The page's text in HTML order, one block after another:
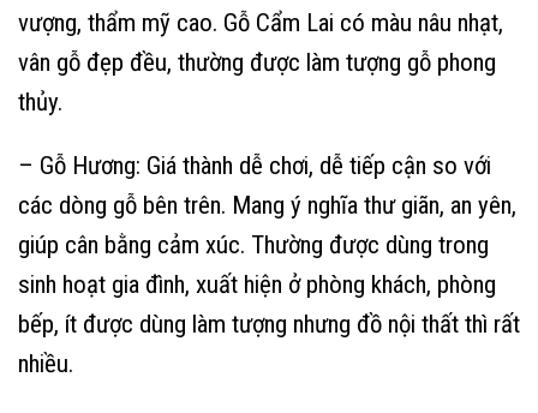
vượng, thẩm mỹ cao. Gỗ Cẩm Lai có màu nâu nhạt,
vân gỗ đẹp đều, thường được làm tượng gỗ phong
thủy.
– Gỗ Hương: Giá thành dễ chơi, dễ tiếp cận so với
các dòng gỗ bên trên. Mang ý nghĩa thư giãn, an yên,
giúp cân bằng cảm xúc. Thường được dùng trong
sinh hoạt gia đình, xuất hiện ở phòng khách, phòng
bếp, ít được dùng làm tượng nhưng đồ nội thất thì rất
nhiều.